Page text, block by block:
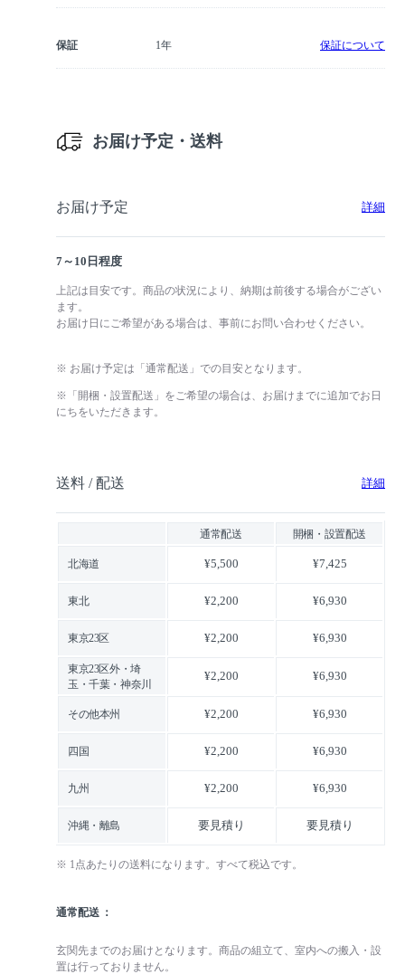
保証 1年 保証について
お届け予定・送料
お届け予定 詳細
7～10日程度
上記は目安です。商品の状況により、納期は前後する場合がござい
ます。
お届け日にご希望がある場合は、事前にお問い合わせください。
※ お届け予定は「通常配送」での目安となります。
※「開梱・設置配送」をご希望の場合は、お届けまでに追加でお日
にちをいただきます。
送料 / 配送 詳細
通常配送 開梱・設置配送
北海道 ¥5,500 ¥7,425
東北 ¥2,200 ¥6,930
東京23区 ¥2,200 ¥6,930
東京23区外・埼
玉・千葉・神奈川
¥2,200 ¥6,930
その他本州 ¥2,200 ¥6,930
四国 ¥2,200 ¥6,930
九州 ¥2,200 ¥6,930
沖縄・離島 要見積り 要見積り
※ 1点あたりの送料になります。すべて税込です。
通常配送
玄関先までのお届けとなります。商品の組立て、室内への搬入・設
置は行っておりません。